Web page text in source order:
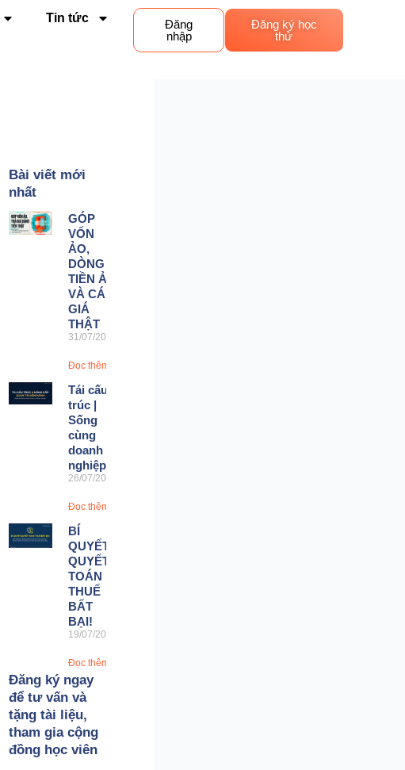
Tin tức
Đăng
nhập
Đăng ký học
thử
Bài viết mới
nhất
GÓP
VỐN
ẢO,
DÒNG
TIỀN ẢO
VÀ CÁI
GIÁ
THẬT
31/07/2026
Đọc thêm »
Tái cấu
trúc |
Sống
cùng
doanh
nghiệp?
26/07/2026
Đọc thêm »
BÍ
QUYẾT
QUYẾT
TOÁN
THUẾ
BẤT
BẠI!
19/07/2026
Đọc thêm »
Đăng ký ngay
để tư vấn và
tặng tài liệu,
tham gia cộng
đồng học viên